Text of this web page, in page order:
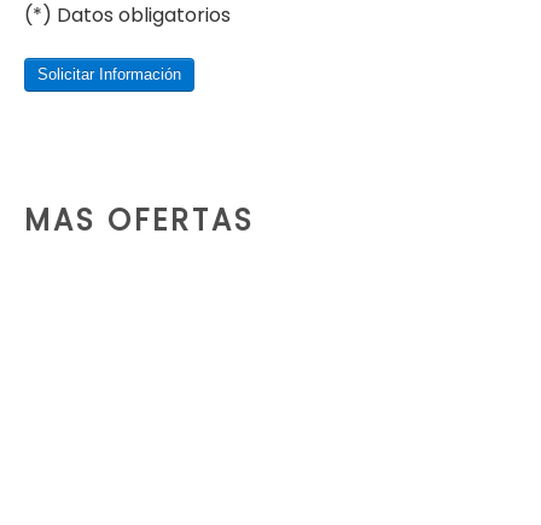
(*) Datos obligatorios
Solicitar Información
MAS OFERTAS